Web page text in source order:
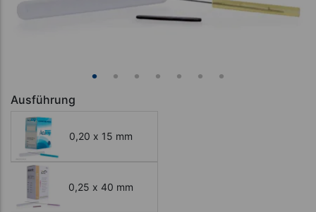
Ausführung
0,20 x 15 mm
0,25 x 40 mm